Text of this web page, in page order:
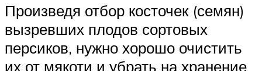
Произведя отбор косточек (семян)
вызревших плодов сортовых
персиков, нужно хорошо очистить
их от мякоти и убрать на хранение